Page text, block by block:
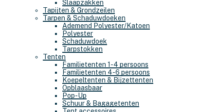
Slaapzakken
Tapijten & Grondzeilen
Tarpen & Schaduwdoeken
Ademend Polyester/Katoen
Polyester
Schaduwdoek
Tarpstokken
Tenten
Familietenten 1-4 persoons
Familietenten 4-6 persoons
Koepeltenten & Bijzettenten
Opblaasbaar
Pop-Up
Schuur & Bagagetenten